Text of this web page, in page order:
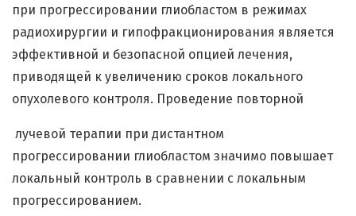
при прогрессировании глиобластом в режимах
радиохирургии и гипофракционирования является
эффективной и безопасной опцией лечения,
приводящей к увеличению сроков локального
опухолевого контроля. Проведение повторной
лучевой терапии при дистантном
прогрессировании глиобластом значимо повышает
локальный контроль в сравнении с локальным
прогрессированием.